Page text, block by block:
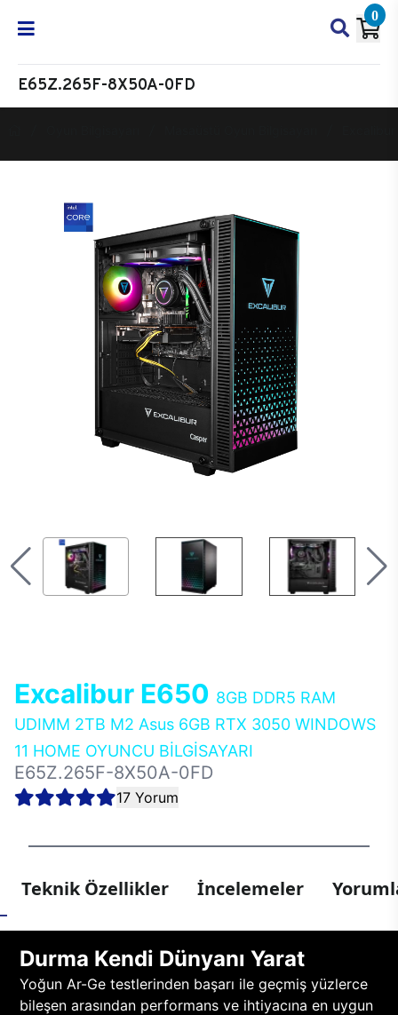
0
E65Z.265F-8X50A-0FD
Excalibur E650 8GB DDR5 RAM
UDIMM 2TB M2 Asus 6GB RTX 3050 WINDOWS
11 HOME OYUNCU BİLGİSAYARI
E65Z.265F-8X50A-0FD
17 Yorum
Teknik Özellikler İncelemeler
Durma Kendi Dünyanı Yarat
Yoğun Ar-Ge testlerinden başarı ile geçmiş yüzlerce
bileşen arasından performans ve ihtiyacına en uygun